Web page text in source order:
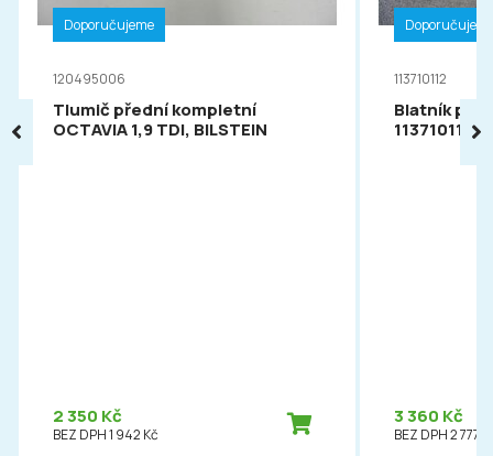
Doporučujeme
120495006
Tlumič přední kompletní
OCTAVIA 1,9 TDI, BILSTEIN
2 350 Kč
BEZ DPH 1 942 Kč
113710112
Blatník
113710112
3 360 Kč
BEZ DPH 2 777